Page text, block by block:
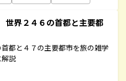
界２４６の首都と主要都
首都と４７の主要都市を旅の雑学
説